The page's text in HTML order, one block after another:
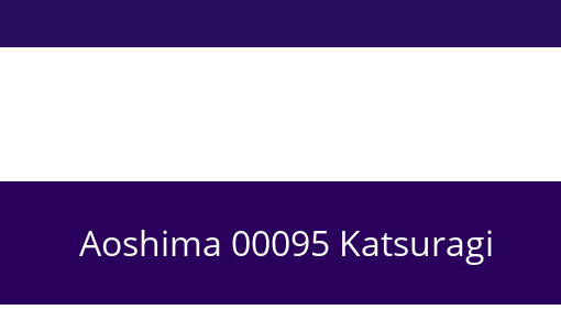
Aoshima 00095 Katsuragi